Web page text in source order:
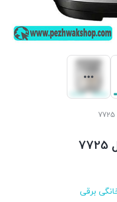
7725
برقی